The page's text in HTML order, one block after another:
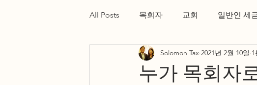
All Posts 목회자 교회 일반인 세
Testimonials Resources 세금 관
누가 목회자
Solomon Tax 2021년 2월 10일